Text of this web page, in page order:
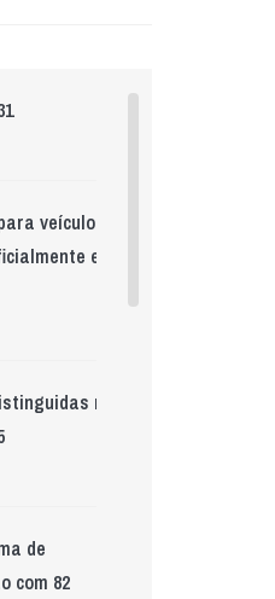
veículos
em
na
de
com 82